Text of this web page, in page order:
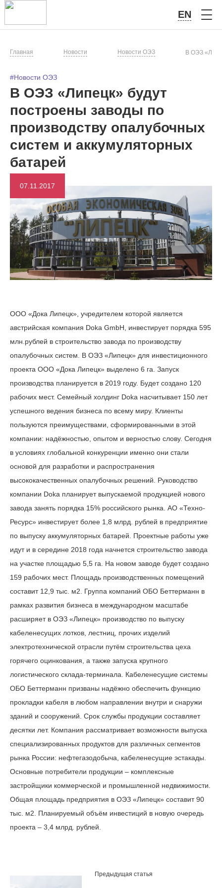
EN
Главная Новости Новости ОЭЗ В ОЭЗ
#Новости ОЭЗ
В ОЭЗ «Липецк» будут
построены заводы по
производству опалубочных
систем и аккумуляторных
батарей
07.11.2017
ООО «Дока Липецк», учредителем которой является
австрийская компания Doka GmbH, инвестирует порядка 595
млн.рублей в строительство завода по производству
опалубочных систем. В ОЭЗ «Липецк» для инвестиционного
проекта ООО «Дока Липецк» выделено 6 га. Запуск
производства планируется в 2019 году. Будет создано 120
рабочих мест. Семейный холдинг Doka насчитывает 150 лет
успешного ведения бизнеса по всему миру. Клиенты
пользуются преимуществами, сформированными в этой
компании: надёжностью, опытом и верностью слову. Сегодня
в условиях глобальной конкуренции именно они стали
основой для разработки и распространения
высококачественных опалубочных решений. Руководство
компании Doka планирует выпускаемой продукцией нового
завода занять порядка 15% российского рынка. АО «Техно-
Ресурс» инвестирует более 1,8 млрд. рублей в предприятие
по выпуску аккумуляторных батарей. Проектные работы уже
идут и в середине 2018 года начнется строительство завода
на участке площадью 5,5 га. На новом заводе будет создано
159 рабочих мест. Площадь производственных помещений
составит 12,9 тыс. м2. Группа компаний ОБО Беттерманн в
рамках развития бизнеса в международном масштабе
расширяет в ОЭЗ «Липецк» производство по выпуску
кабеленесущих лотков, лестниц, прочих изделий
электротехнической отрасли путём строительства цеха
горячего оцинкования, а также запуска крупного
логистического склада-терминала. Кабеленесущие системы
ОБО Беттерманн призваны надёжно обеспечить функцию
прокладки кабеля в любом направлении внутри и снаружи
зданий и сооружений. Срок службы продукции составляет
десятки лет. Компания рассматривает возможности выпуска
специализированных продуктов для различных сегментов
рынка России: нефтегазодобыча, кабеленесущие эстакады.
Основные потребители продукции – комплексные
застройщики коммерческой и промышленной недвижимости.
Общая площадь предприятия в ОЭЗ «Липецк» составит 90
тыс. м2. Планируемый объём инвестиций в новую очередь
проекта – 3,4 млрд. рублей.
Предыдущая статья